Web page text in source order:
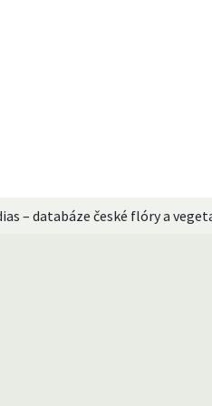
– databáze české flóry a